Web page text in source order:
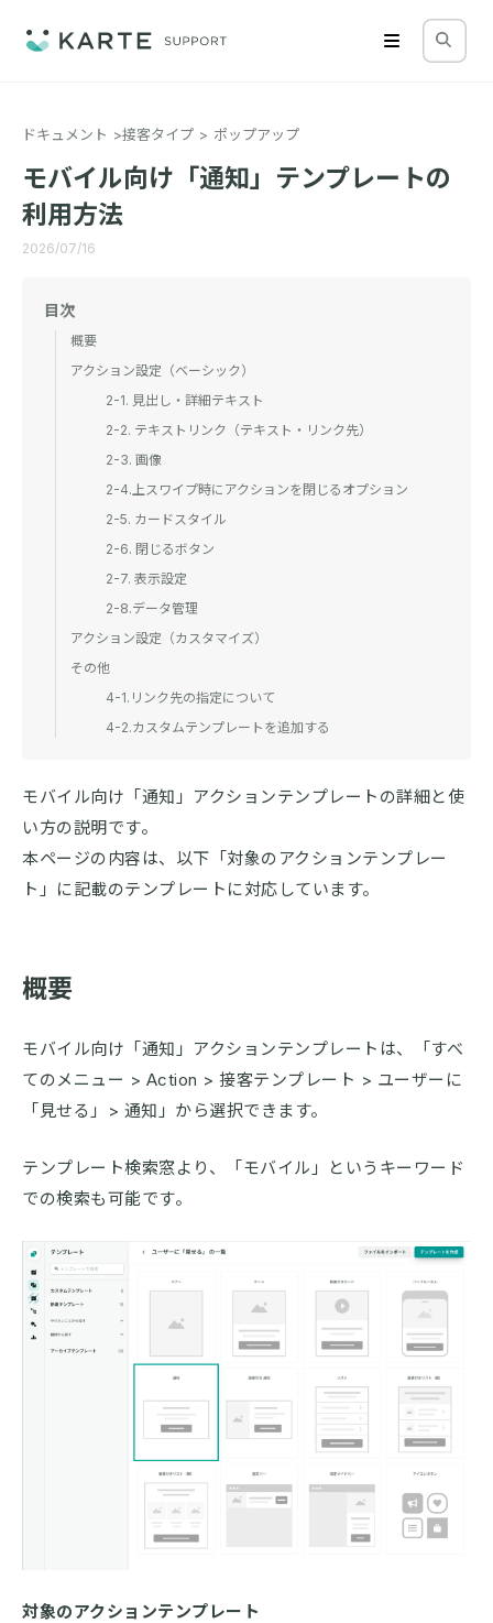
ドキュメント 接客タイプ ポップアップ
モバイル向け「通知」テンプレートの
利用方法
2026/07/16
モバイル向け「通知」アクションテンプレートの詳細と使
い方の説明です。
本ページの内容は、以下「対象のアクションテンプレー
ト」に記載のテンプレートに対応しています。
概要
モバイル向け「通知」アクションテンプレートは、「すべ
てのメニュー > Action > 接客テンプレート > ユーザーに
「見せる」> 通知」から選択できます。
テンプレート検索窓より、「モバイル」というキーワード
での検索も可能です。
対象のアクションテンプレート
目次
概要
アクション設定（ベーシック）
2-1. 見出し・詳細テキスト
2-2. テキストリンク（テキスト・リンク先）
2-3. 画像
2-4.上スワイプ時にアクションを閉じるオプション
2-5. カードスタイル
2-6. 閉じるボタン
2-7. 表示設定
2-8.データ管理
アクション設定（カスタマイズ）
その他
4-1.リンク先の指定について
4-2.カスタムテンプレートを追加する